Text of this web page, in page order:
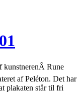
kunstnerenÂ Rune
af Peléton. Det har
plakaten står til fri